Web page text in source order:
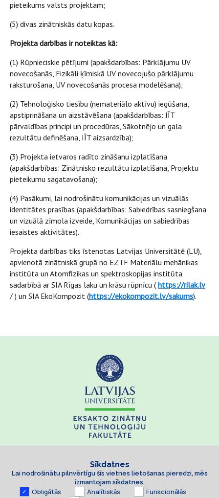
pieteikums valsts projektam;
(5) divas zinātniskās datu kopas.
Projekta darbības ir noteiktas kā:
(1) Rūpnieciskie pētījumi (apakšdarbības: Pārklājumu UV
novecošanās, Fizikāli ķīmiskā UV novecojušo pārklājumu
raksturošana, UV novecošanās procesa modelēšana);
(2) Tehnoloģisko tiesību (nemateriālo aktīvu) iegūšana,
apstiprināšana un aizstāvēšana (apakšdarbības: IĪT
pārvaldības principi un procedūras, Sākotnējo un gala
rezultātu definēšana, IĪT aizsardzība);
(3) Projekta ietvaros radīto zināšanu izplatīšana
(apakšdarbības: Zinātnisko rezultātu izplatīšana, Projektu
pieteikumu sagatavošana);
(4) Pasākumi, lai nodrošinātu komunikācijas un vizuālās
identitātes prasības (apakšdarbības: Sabiedrības sasniegšana
un vizuālā zīmola izveide, Komunikācijas un sabiedrības
iesaistes aktivitātes).
Projekta darbības tiks īstenotas Latvijas Universitātē (LU),
apvienotā zinātniskā grupā no EZTF Materiālu mehānikas
institūta un Atomfizikas un spektroskopijas institūta
sadarbībā ar SIA Rīgas laku un krāsu rūpnīcu ( https://rilak.lv
/ ) un SIA EkoKompozit (https://ekokompozit.lv/sakums).
Sīkdatnes
Lai nodrošinātu pilnvērtīgu šīs vietnes lietošanas pieredzi, mēs
izmantojam sīkdatnes.
Obligātās Analītiskās
Funkcionālās